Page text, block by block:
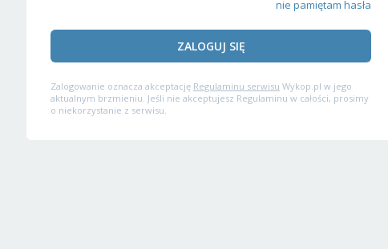
nie pamiętam hasła
ZALOGUJ SIĘ
Zalogowanie oznacza akceptację Regulaminu serwisu Wykop.pl w jego
aktualnym brzmieniu. Jeśli nie akceptujesz Regulaminu w całości, prosimy
o niekorzystanie z serwisu.